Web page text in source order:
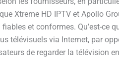
Xtreme HD IPTV et Apollo
et conformes. Qu’est-ce
télévisuels via Internet, par
de regarder la télévision